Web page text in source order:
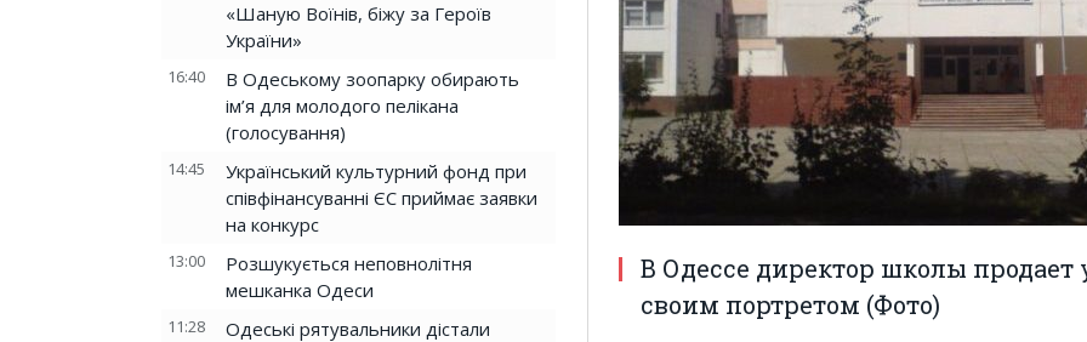
«Шаную Воїнів, біжу за Героїв
України»
16:40
В Одеському зоопарку обирають
ім’я для молодого пелікана
(голосування)
14:45
Український культурний фонд при
співфінансуванні ЄС приймає заявки
на конкурс
13:00
Розшукується неповнолітня
мешканка Одеси
11:28
Одеські рятувальники дістали
В Одессе директор школы
своим портретом (Фото)